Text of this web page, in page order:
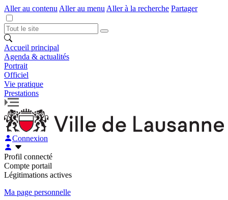
Aller au contenu Aller au menu Aller à la recherche Partager
Accueil principal
Agenda & actualités
Portrait
Officiel
Vie pratique
Prestations
Connexion
Profil connecté
Compte portail
Légitimations actives
Ma page personnelle